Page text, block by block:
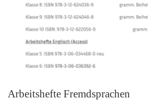
Arbeitshefte Fremdsprachen